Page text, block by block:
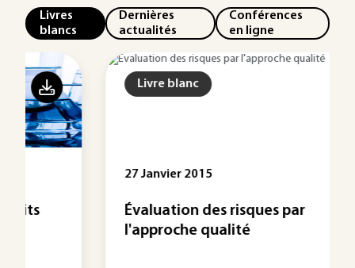
Livres
blancs
Dernières
actualités
Conférences
en ligne
Livre blanc
27 Janvier 2015
Évaluation des risques par
l'approche qualité